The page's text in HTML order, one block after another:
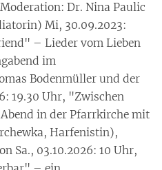
Dr. Nina Paulic
Mi, 30.09.2023:
– Lieder vom Lieben
im
Bodenmüller und der
19.30 Uhr, "Zwischen
in der Pfarrkirche mit
Harfenistin),
Sa., 03.10.2026: 10 Uhr,